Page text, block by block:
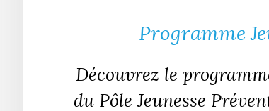
Programme
Découvrez le
du Pôle Jeunesse